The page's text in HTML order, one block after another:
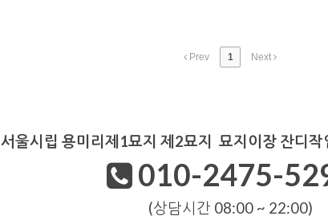
Prev 1 Next
서울시립 용미리제1묘지 제2묘지 묘지이장 잔디작
010-2475-
(상담시간 08:00 ~ 22:00)